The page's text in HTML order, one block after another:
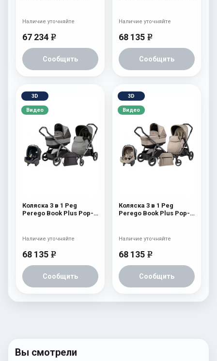
67 234 e
Сообщить
Наличие уточняйте
Pop-Up Completo) Onyx
68 135 e
Сообщить
Наличие уточняйте
3D
Видео
Коляска 3 в 1 Peg
Perego Book Plus Pop-
Pop-Up Completo)
Atmosphere
68 135 e
Сообщить
Наличие уточняйте
3D
Видео
Коляска 3 в 1 Peg
Perego Book Plus Pop-
Pop-Up Completo)
68 135 e
Сообщить
Наличие уточняйте
Вы смотрели